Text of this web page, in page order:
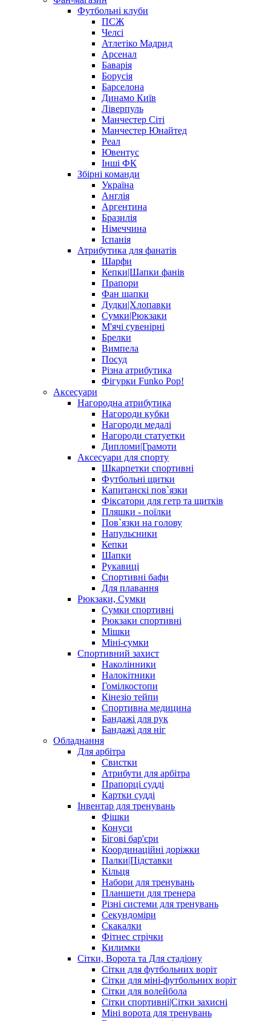
Футбольні клуби
ПСЖ
Челсі
Атлетіко Мадрид
Арсенал
Баварія
Борусія
Барселона
Динамо Київ
Ліверпуль
Манчестер Сіті
Манчестер Юнайтед
Реал
Ювентус
Інші ФК
Збірні команди
Україна
Англія
Аргентина
Бразилія
Німеччина
Іспанія
Атрибутика для фанатів
Шарфи
Кепки|Шапки фанів
Прапори
Фан шапки
Дудки|Хлопавки
Сумки|Рюкзаки
М'ячі сувенірні
Брелки
Вимпела
Посуд
Різна атрибутика
Фігурки Funko Pop!
Аксесуари
Нагородна атрибутика
Нагороди кубки
Нагороди медалі
Нагороди статуетки
Дипломи|Грамоти
Аксесуари для спорту
Шкарпетки спортивні
Футбольні щитки
Капитанскі пов`язки
Фіксатори для гетр та щитків
Пляшки - поїлки
Пов`язки на голову
Напульсники
Кепки
Шапки
Рукавиці
Спортивні бафи
Для плавання
Рюкзаки, Сумки
Сумки спортивні
Рюкзаки спортивні
Мішки
Міні-сумки
Спортивний захист
Наколінники
Налокітники
Гомілкостопи
Кінезіо тейпи
Спортивна медицина
Бандажі для рук
Бандажі для ніг
Обладнання
Для арбітра
Свистки
Атрибути для арбітра
Прапорці судді
Картки судді
Інвентар для тренувань
Фішки
Конуси
Бігові бар'єри
Координаційні доріжки
Палки|Підставки
Кільця
Набори для тренувань
Планшети для тренера
Різні системи для тренувань
Секундоміри
Скакалки
Фітнес стрічки
Килимки
Сітки, Ворота та Для стадіону
Сітки для футбольних воріт
Сітки для міні-футбольних воріт
Сітки для волейбола
Сітки спортивні|Cітки захисні
Міні ворота для тренувань